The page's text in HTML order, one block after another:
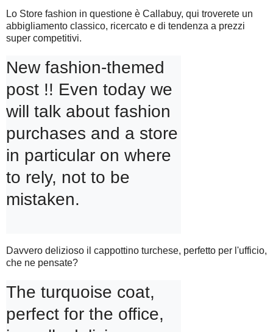
Lo Store fashion in questione è Callabuy, qui troverete un
abbigliamento classico, ricercato e di tendenza a prezzi
super competitivi.
New fashion-themed
post !! Even today we
will talk about fashion
purchases and a store
in particular on where
to rely, not to be
mistaken.
Davvero delizioso il cappottino turchese, perfetto per l'ufficio,
che ne pensate?
The turquoise coat,
perfect for the office,